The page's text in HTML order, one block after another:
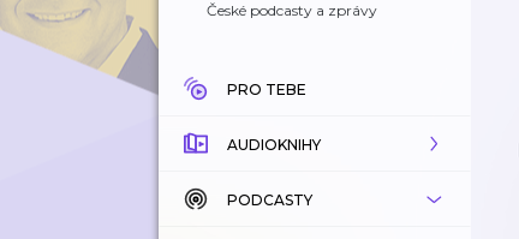
České podcasty a zprávy
PRO TEBE
AUDIOKNIHY
KATALOG
PODCASTY